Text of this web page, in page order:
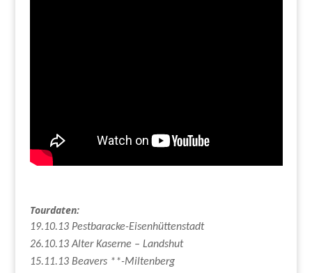
Tourdaten:
19.10.13 Pestbaracke-Eisenhüttenstadt
26.10.13 Alter Kaserne – Landshut
15.11.13 Beavers **-Miltenberg